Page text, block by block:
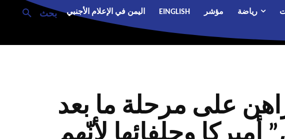
بحث رياضة مؤشر EINGLISH اليمن في الإعلام الأجنبي
على مرحلة ما بعد